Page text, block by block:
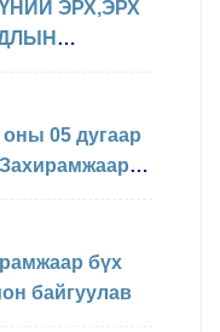
ЭРХ,ЭРХ
05 дугаар
бүх
байгуулав